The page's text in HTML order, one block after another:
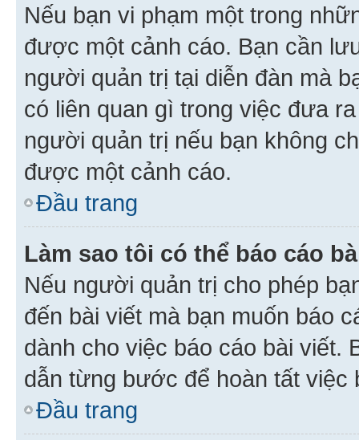
Nếu bạn vi phạm một trong
được một cảnh cáo. Bạn cần
người quản trị tại diễn đàn mà
có liên quan gì trong việc đưa
người quản trị nếu bạn không
được một cảnh cáo.
Đầu trang
Làm sao tôi có thể báo cáo
Nếu người quản trị cho phép
đến bài viết mà bạn muốn báo
dành cho việc báo cáo bài viết.
dẫn từng bước để hoàn tất việc
Đầu trang